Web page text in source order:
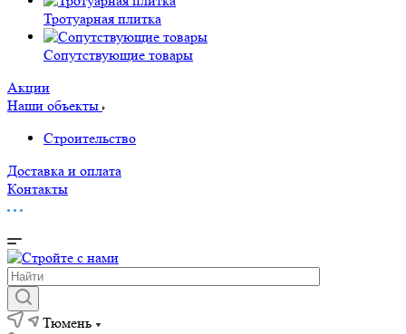
Тротуарная плитка
Сопутствующие товары
Акции
Наши объекты
Строительство
Доставка и оплата
Контакты
Тюмень